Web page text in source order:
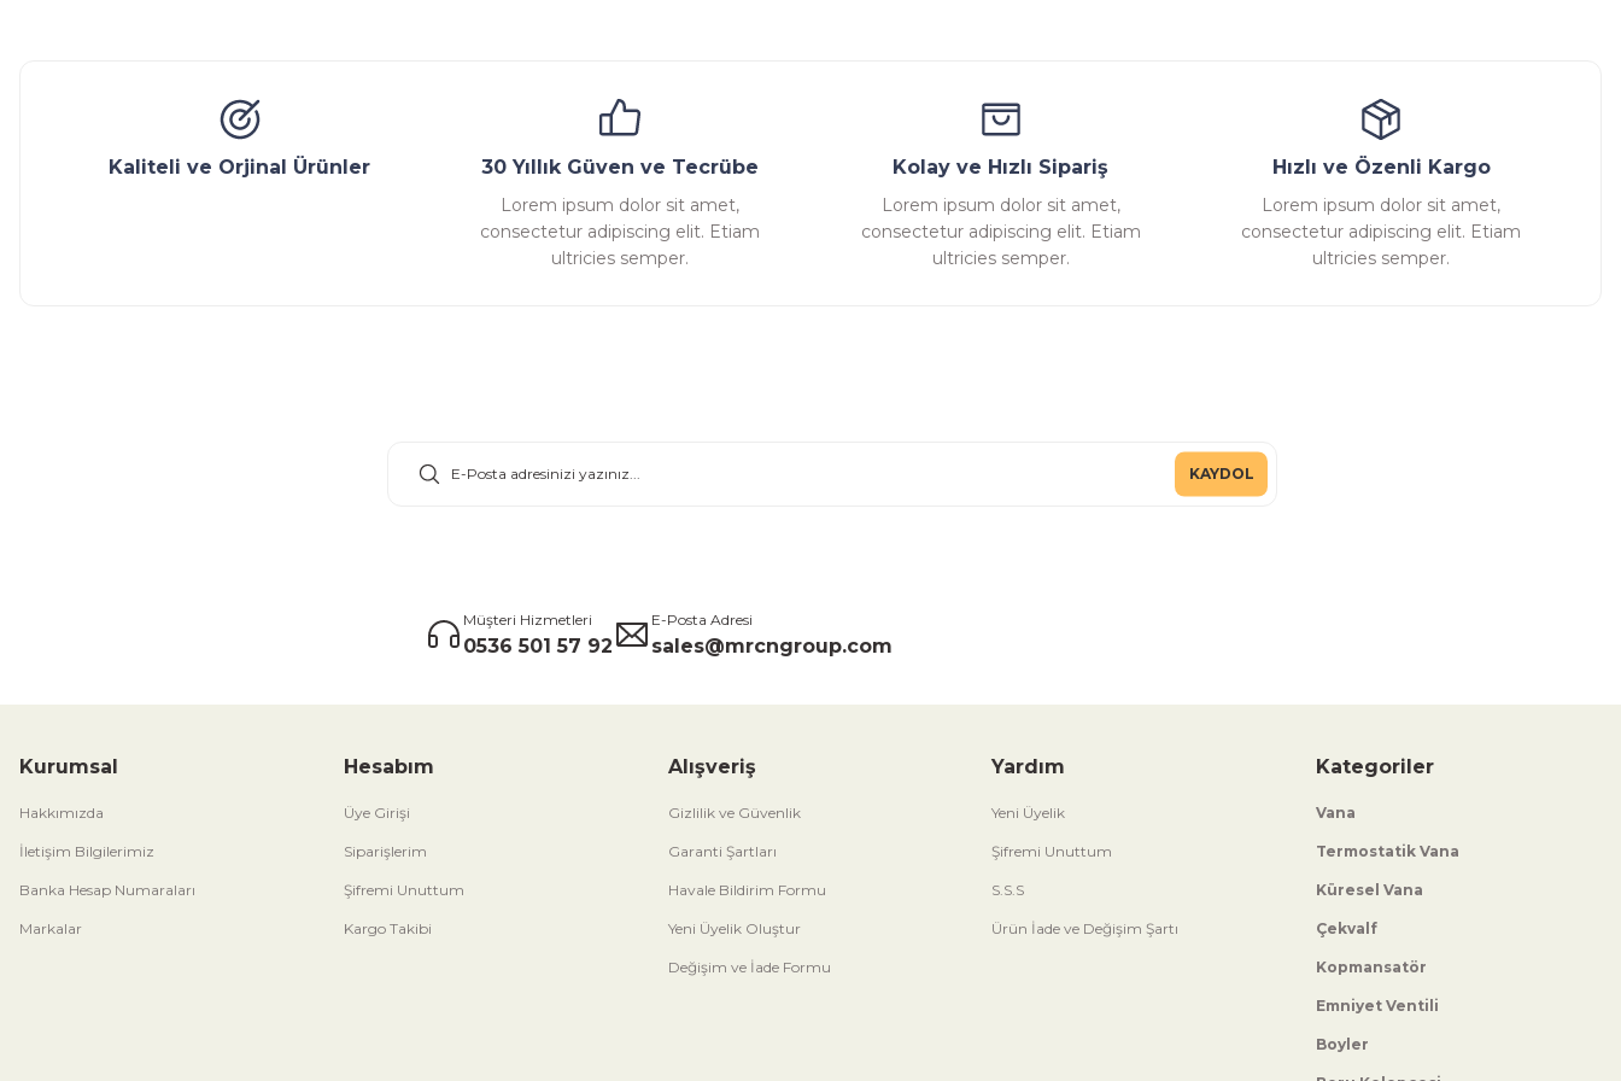
Kaliteli ve Orjinal Ürünler 30 Yıllık Güven ve Tecrübe
Lorem ipsum dolor sit amet,
consectetur adipiscing elit. Etiam
ultricies semper.
Kolay ve Hızlı Sipariş
Lorem ipsum dolor sit amet,
consectetur adipiscing elit. Etiam
ultricies semper.
Hızlı ve Özenli Kargo
Lorem ipsum dolor sit amet,
consectetur adipiscing elit. Etiam
ultricies semper.
KAYDOL
Müşteri Hizmetleri
0536 501 57 92
E-Posta Adresi
sales@mrcngroup.com
Kurumsal
Hakkımızda
İletişim Bilgilerimiz
Banka Hesap Numaraları
Markalar
Hesabım
Üye Girişi
Siparişlerim
Şifremi Unuttum
Kargo Takibi
Alışveriş
Gizlilik ve Güvenlik
Garanti Şartları
Havale Bildirim Formu
Yeni Üyelik Oluştur
Değişim ve İade Formu
Yardım
Yeni Üyelik
Şifremi Unuttum
S.S.S
Ürün İade ve Değişim Şartı
Kategoriler
Vana
Termostatik Vana
Küresel Vana
Çekvalf
Kopmansatör
Emniyet Ventili
Boyler